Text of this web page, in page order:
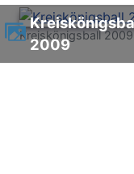
Kreiskönigsball 2009
Kreiskönigsball
2009